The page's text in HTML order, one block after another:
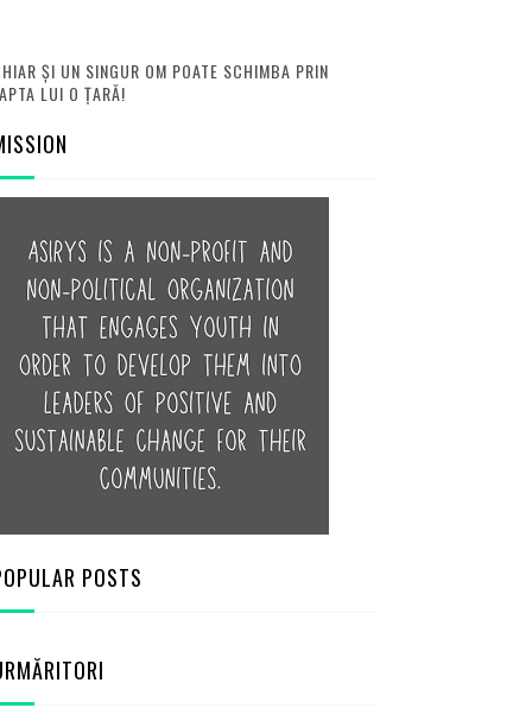
ȘI UN SINGUR OM POATE SCHIMBA PRIN
LUI O ȚARĂ!
POSTS